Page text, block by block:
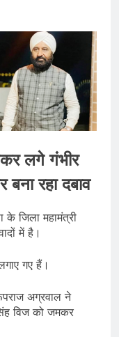
लगे गंभीर
रहा दबाव
के जिला महामंत्री
में है।
गए हैं।
अग्रवाल ने
विज को जमकर